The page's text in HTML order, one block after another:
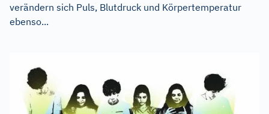
verändern sich Puls, Blutdruck und Körpertemperatur
ebenso...